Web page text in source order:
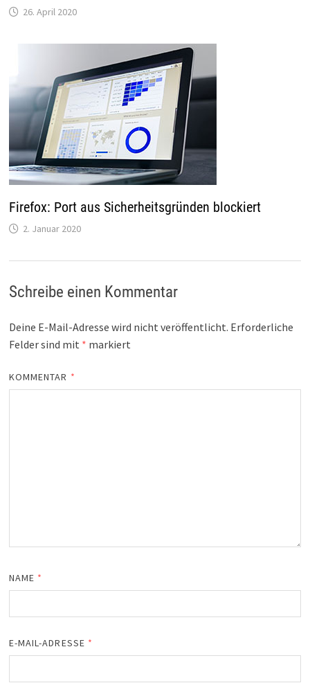
26. April 2020
Firefox: Port aus Sicherheitsgründen blockiert
2. Januar 2020
Schreibe einen Kommentar
Deine E-Mail-Adresse wird nicht veröffentlicht. Erforderliche
Felder sind mit * markiert
KOMMENTAR *
NAME *
E-MAIL-ADRESSE *